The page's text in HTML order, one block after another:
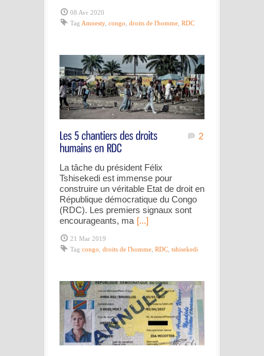
08 Avr 2020
Tag Amnesty, congo droits de l'homme RDC
2
La tâche du président Félix
Tshisekedi est immense pour
construire un véritable Etat de droit en
République démocratique du Congo
(RDC). Les premiers signaux sont
encourageants, ma [...]
21 Mar 2019
Tag congo droits de l'homme RDC tshisekedi